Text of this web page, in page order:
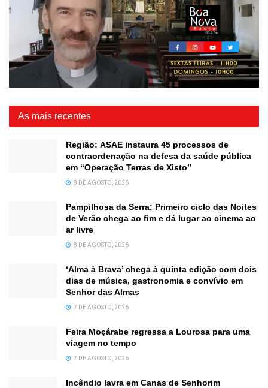
As mais recentes
Região: ASAE instaura 45 processos de
contraordenação na defesa da saúde pública
em “Operação Terras de Xisto”
8 DE AGOSTO, 2026
Pampilhosa da Serra: Primeiro ciclo das Noites
de Verão chega ao fim e dá lugar ao cinema ao
ar livre
8 DE AGOSTO, 2026
‘Alma à Brava’ chega à quinta edição com dois
dias de música, gastronomia e convívio em
Senhor das Almas
7 DE AGOSTO, 2026
Feira Moçárabe regressa a Lourosa para uma
viagem no tempo
7 DE AGOSTO, 2026
Incêndio lavra em Canas de Senhorim